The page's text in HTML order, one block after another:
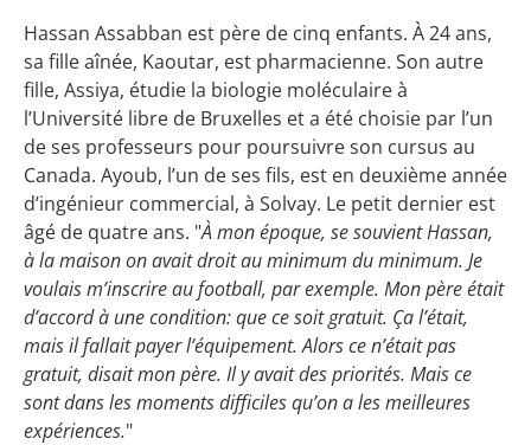
Hassan Assabban est père de cinq enfants. À 24 ans,
sa fille aînée, Kaoutar, est pharmacienne. Son autre
fille, Assiya, étudie la biologie moléculaire à
l’Université libre de Bruxelles et a été choisie par l’un
de ses professeurs pour poursuivre son cursus au
Canada. Ayoub, l’un de ses fils, est en deuxième année
d’ingénieur commercial, à Solvay. Le petit dernier est
âgé de quatre ans. "À mon époque, se souvient Hassan,
à la maison on avait droit au minimum du minimum. Je
voulais m’inscrire au football, par exemple. Mon père était
d’accord à une condition: que ce soit gratuit. Ça l’était,
mais il fallait payer l’équipement. Alors ce n’était pas
gratuit, disait mon père. Il y avait des priorités. Mais ce
sont dans les moments difficiles qu’on a les meilleures
expériences."